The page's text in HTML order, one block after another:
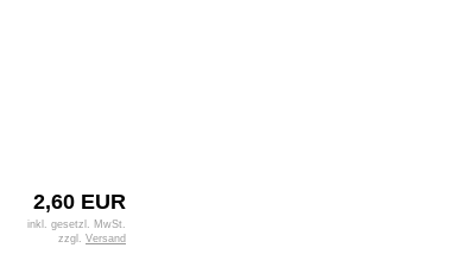
2,60 EUR
inkl. gesetzl. MwSt.
zzgl. Versand